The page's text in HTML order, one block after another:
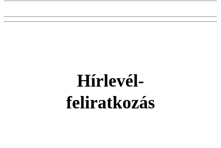
Hírlevél-
feliratkozás